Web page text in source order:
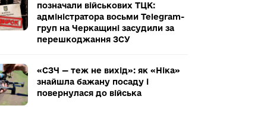
позначали військових ТЦК:
адміністратора восьми Telegram-
груп на Черкащині засудили за
перешкоджання ЗСУ
«СЗЧ — теж не вихід»: як «Ніка»
знайшла бажану посаду і
повернулася до війська